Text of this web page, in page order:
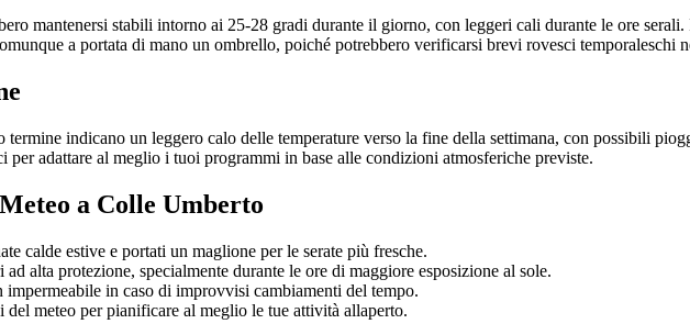
mantenersi stabili intorno ai 25-28 gradi durante il giorno, con leggeri cali durante le ore
a portata di mano un ombrello, poiché potrebbero verificarsi brevi rovesci temporaleschi
indicano un leggero calo delle temperature verso la fine della settimana, con possibili
per adattare al meglio i tuoi programmi in base alle condizioni atmosferiche previste.
a Colle Umberto
calde estive e portati un maglione per le serate più fresche.
alta protezione, specialmente durante le ore di maggiore esposizione al sole.
in caso di improvvisi cambiamenti del tempo.
meteo per pianificare al meglio le tue attività allaperto.